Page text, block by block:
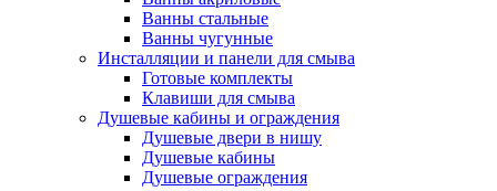
Ванны стальные
Ванны чугунные
Инсталляции и панели для смыва
Готовые комплекты
Клавиши для смыва
Душевые кабины и ограждения
Душевые двери в нишу
Душевые кабины
Душевые ограждения